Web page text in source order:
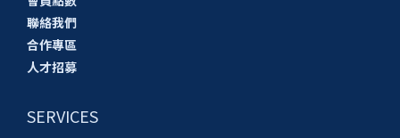
聯絡我們
合作專區
人才招募
SERVICES